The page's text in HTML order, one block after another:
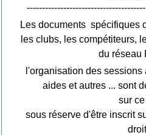
Les documents spécifiques
les clubs, les compétiteurs,
du réseau
l'organisation des
aides et autres ... sont
sur
sous réserve d'être inscrit